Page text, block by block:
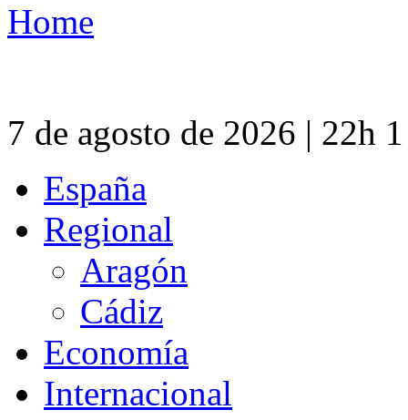
Home
7 de agosto de 2026 | 22h
España
Regional
Aragón
Cádiz
Economía
Internacional